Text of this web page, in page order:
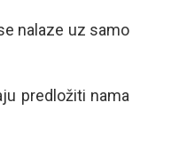
nalaze uz samo
predložiti nama